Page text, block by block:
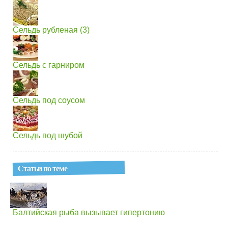
Сельдь рубленая (3)
Сельдь с гарниром
Сельдь под соусом
Сельдь под шубой
Статьи по теме
Балтийская рыба вызывает гипертонию